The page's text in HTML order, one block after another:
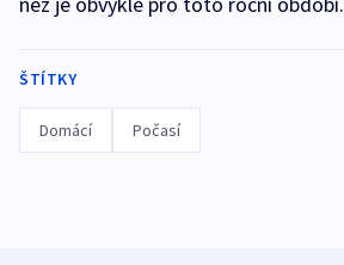
ŠTÍTKY
Domácí Počasí